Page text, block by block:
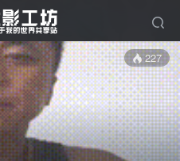
227